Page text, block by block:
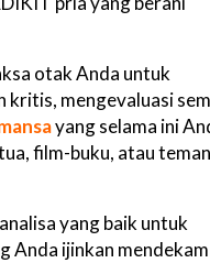
otak Anda untuk
kritis, mengevaluasi
yang selama ini
film-buku, atau
yang baik untuk
Anda ijinkan